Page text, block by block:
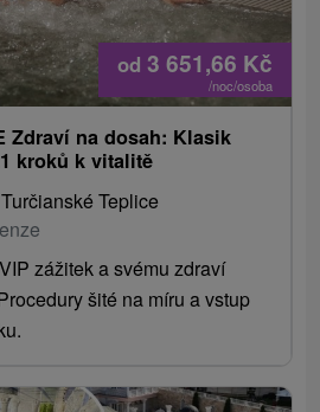
od 3 651,66 Kč
/noc/osoba
Zdraví na dosah: Klasik
kroků k vitalitě
Teplice
zážitek a svému zdraví
šité na míru a vstup